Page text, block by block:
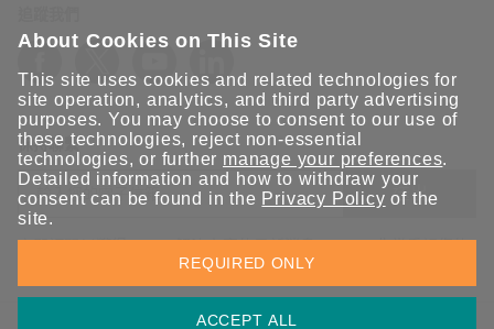
保持聯繫
送出
立即訂閱以獲得 Moxa 解決方案的最新消息。Moxa 非常重視您的
隱私權，我們絕不會將您的電子郵件提供給任何人。
About Cookies on This Site
This site uses cookies and related technologies for
site operation, analytics, and third party advertising
purposes. You may choose to consent to our use of
these technologies, reject non-essential
technologies, or further manage your preferences.
Detailed information and how to withdraw your
consent can be found in the Privacy Policy of the
site.
ACCEPT ALL
REQUIRED ONLY